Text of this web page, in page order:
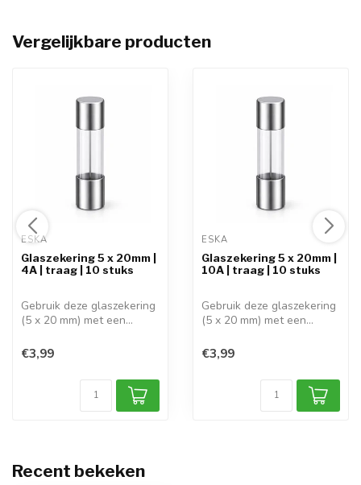
Vergelijkbare producten
ESKA
Glaszekering 5 x 20mm |
4A | traag | 10 stuks
Gebruik deze glaszekering
(5 x 20 mm) met een
€3,99
ESKA
Glaszekering 5 x 20mm |
10A | traag | 10 stuks
Gebruik deze glaszekering
(5 x 20 mm) met een
€3,99
Recent bekeken